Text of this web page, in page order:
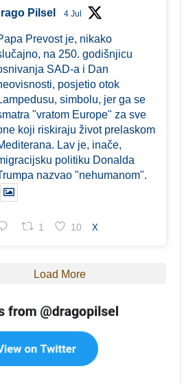
Pilsel 4 Jul
Prevost je, nikako
na 250. godišnjicu
SAD-a i Dan
posjetio otok
simbolu, jer ga se
"vratom Europe" za sve
koji riskiraju život prelaskom
Lav je, inače,
politiku Donalda
nazvao "nehumanom".
1 10 X
Load More